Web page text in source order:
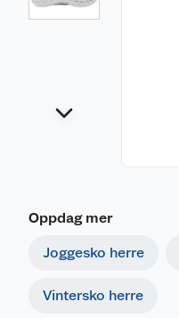
Oppdag mer
Joggesko herre
Vintersko herre